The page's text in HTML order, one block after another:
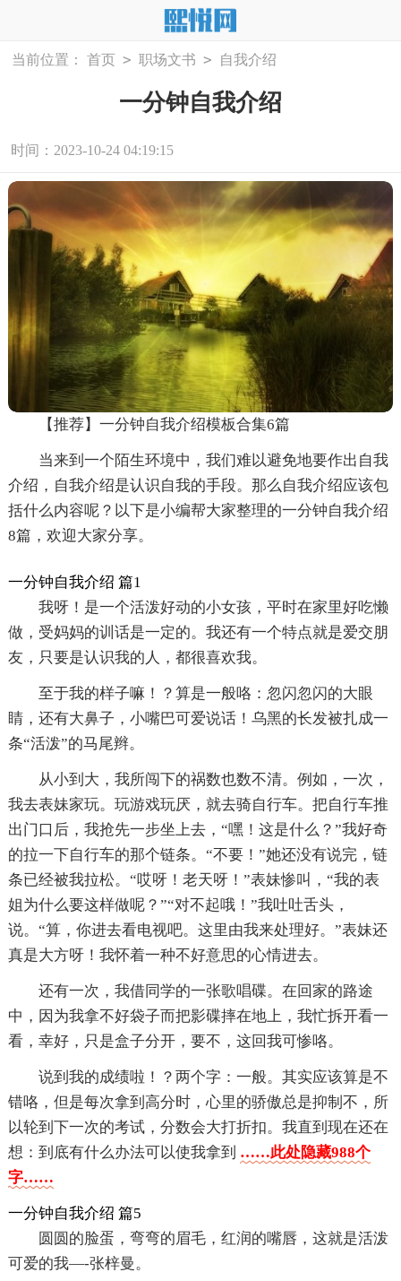
当前位置： 首页 > 职场文书 > 自我介绍
一分钟自我介绍
时间：2023-10-24 04:19:15
【推荐】一分钟自我介绍模板合集6篇
当来到一个陌生环境中，我们难以避免地要作出自我
介绍，自我介绍是认识自我的手段。那么自我介绍应该包
括什么内容呢？以下是小编帮大家整理的一分钟自我介绍
8篇，欢迎大家分享。
一分钟自我介绍 篇1
我呀！是一个活泼好动的小女孩，平时在家里好吃懒
做，受妈妈的训话是一定的。我还有一个特点就是爱交朋
友，只要是认识我的人，都很喜欢我。
至于我的样子嘛！？算是一般咯：忽闪忽闪的大眼
睛，还有大鼻子，小嘴巴可爱说话！乌黑的长发被扎成一
条“活泼”的马尾辫。
从小到大，我所闯下的祸数也数不清。例如，一次，
我去表妹家玩。玩游戏玩厌，就去骑自行车。把自行车推
出门口后，我抢先一步坐上去，“嘿！这是什么？”我好奇
的拉一下自行车的那个链条。“不要！”她还没有说完，链
条已经被我拉松。“哎呀！老天呀！”表妹惨叫，“我的表
姐为什么要这样做呢？”“对不起哦！”我吐吐舌头，
说。“算，你进去看电视吧。这里由我来处理好。”表妹还
真是大方呀！我怀着一种不好意思的心情进去。
还有一次，我借同学的一张歌唱碟。在回家的路途
中，因为我拿不好袋子而把影碟摔在地上，我忙拆开看一
看，幸好，只是盒子分开，要不，这回我可惨咯。
说到我的成绩啦！？两个字：一般。其实应该算是不
错咯，但是每次拿到高分时，心里的骄傲总是抑制不，所
以轮到下一次的考试，分数会大打折扣。我直到现在还在
想：到底有什么办法可以使我拿到 ……此处隐藏988个
字……
一分钟自我介绍 篇5
圆圆的脸蛋，弯弯的眉毛，红润的嘴唇，这就是活泼
可爱的我―-张梓曼。